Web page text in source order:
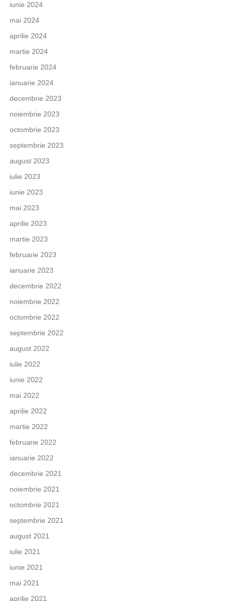
iunie 2024
mai 2024
aprilie 2024
martie 2024
februarie 2024
ianuarie 2024
decembrie 2023
noiembrie 2023
octombrie 2023
septembrie 2023
august 2023
iulie 2023
iunie 2023
mai 2023
aprilie 2023
martie 2023
februarie 2023
ianuarie 2023
decembrie 2022
noiembrie 2022
octombrie 2022
septembrie 2022
august 2022
iulie 2022
iunie 2022
mai 2022
aprilie 2022
martie 2022
februarie 2022
ianuarie 2022
decembrie 2021
noiembrie 2021
octombrie 2021
septembrie 2021
august 2021
iulie 2021
iunie 2021
mai 2021
aprilie 2021